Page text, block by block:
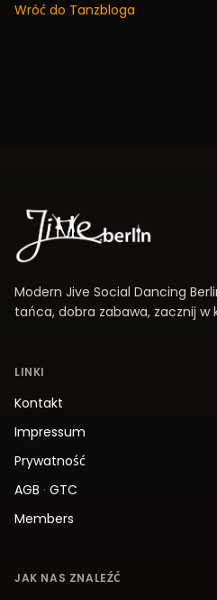
Wróć do Tanzbloga
Modern Jive Social Dancing
tańca, dobra zabawa, zacznij w
LINKI
Kontakt
Impressum
Prywatność
AGB · GTC
Members
JAK NAS ZNALEŹĆ